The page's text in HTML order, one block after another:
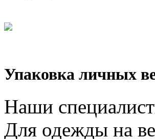
Упаковка личных
Наши
Для одежды на